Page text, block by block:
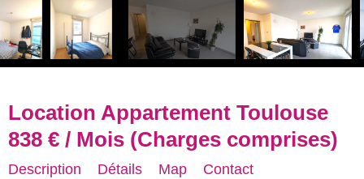
Location Appartement Toulouse
838 € / Mois (Charges comprises)
Description Détails Map Contact